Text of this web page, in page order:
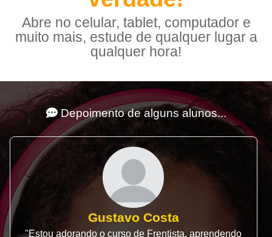
Abre no celular, tablet, computador e
muito mais, estude de qualquer lugar a
qualquer hora!
Depoimento de alguns alunos...
Gustavo Costa
"Estou adorando o curso de Frentista, aprendendo